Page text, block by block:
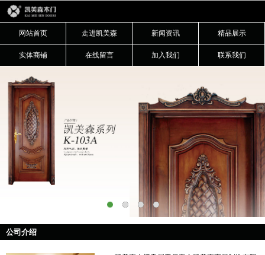
网站首页 走进凯美森 新闻资讯 精品展示
实体商铺 在线留言 加入我们 联系我们
公司介绍